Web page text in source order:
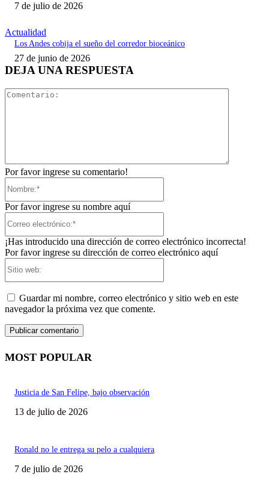
7 de julio de 2026
Actualidad
Los Andes cobija el sueño del corredor bioceánico
27 de junio de 2026
DEJA UNA RESPUESTA
Por favor ingrese su comentario!
Por favor ingrese su nombre aquí
¡Has introducido una dirección de correo electrónico incorrecta!
Por favor ingrese su dirección de correo electrónico aquí
Guardar mi nombre, correo electrónico y sitio web en este
navegador la próxima vez que comente.
MOST POPULAR
Justicia de San Felipe, bajo observación
13 de julio de 2026
Ronald no le entrega su pelo a cualquiera
7 de julio de 2026